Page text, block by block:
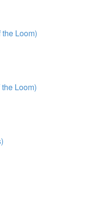
Loom)
Loom)